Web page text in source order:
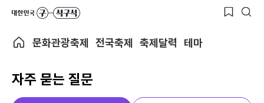
문화관광축제 전국축제 축제달력 테마
자주 묻는 질문